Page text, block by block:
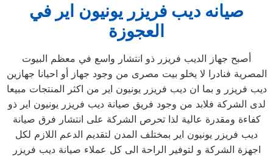
صيانه ديب فريزر يونيون اير في
العجوزة
أصبح جهاز الديب فريزر ذو انتشار واسع في معظم البيوت
المصرية فنادرا لا يخلو بيت مصرى من وجود جهاز أو احيانا جهازين
ديب فريزر و بما ان ديب فريزر يونيون اير من اكثر المنتجات مبيعا
لدى الشركة فلابد من وجود فريق صيانة ديب فريزر يونيون اير ذو
كفاءة ومقدرة عالية لذا تحرص الشركة على انتشار فرق صيانة
ديب فريزر يونيون اير بمختلف المدن لتقديم الدعم اللازم لكل
اجهزة الشركة و لتوفير الراحة الى كل عملاء صيانة ديب فريزر